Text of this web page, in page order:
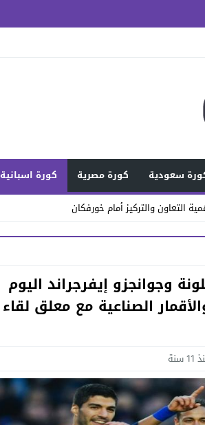
سعودية كورة مصرية كورة اسبانية
التعاون والتركيز أمام خورفكان
وجوانجزو إيفرجراند اليوم
الصناعية مع معلق لقاء
سنة